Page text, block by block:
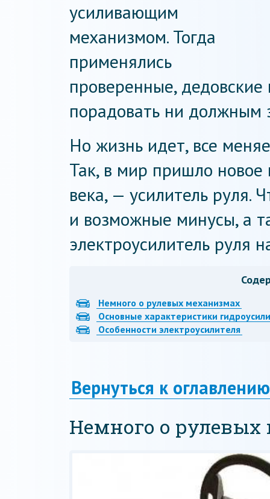
усиливающим
механизмом. Тогда
применялись
проверенные,
порадовать ни
Но жизнь идет, все
Так, в мир пришло новое
века, — усилитель руля.
и возможные минусы, а
электроусилитель руля
Немного о рулевых механизмах
Основные характеристики
Особенности электроусилителя
Вернуться к оглавлению
Немного о